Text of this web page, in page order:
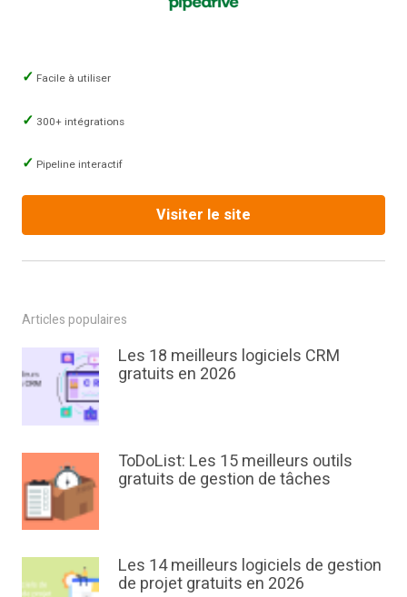
Facile à utiliser
300+ intégrations
Pipeline interactif
Visiter le site
Articles populaires
Les 18 meilleurs logiciels CRM
gratuits en 2026
ToDoList: Les 15 meilleurs outils
gratuits de gestion de tâches
Les 14 meilleurs logiciels de gestion
de projet gratuits en 2026